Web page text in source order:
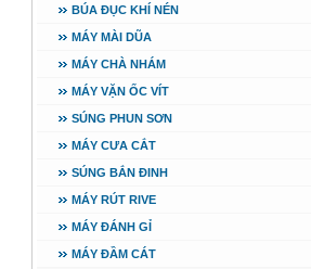
BÚA ĐỤC KHÍ NÉN
MÁY MÀI DŨA
MÁY CHÀ NHÁM
MÁY VẶN ỐC VÍT
SÚNG PHUN SƠN
MÁY CƯA CẮT
SÚNG BẮN ĐINH
MÁY RÚT RIVE
MÁY ĐÁNH GỈ
MÁY ĐẦM CÁT